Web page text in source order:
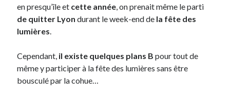
Lectures
Lyon
Lyon à Livre Ouvert
Non classé
Parole de Follower
Patchwork
en presqu’île et cette année, on prenait même le parti
de quitter Lyon durant le week-end de la fête des
lumières.
Cependant, il existe quelques plans B pour tout de
même y participer à la fête des lumières sans être
bousculé par la cohue…